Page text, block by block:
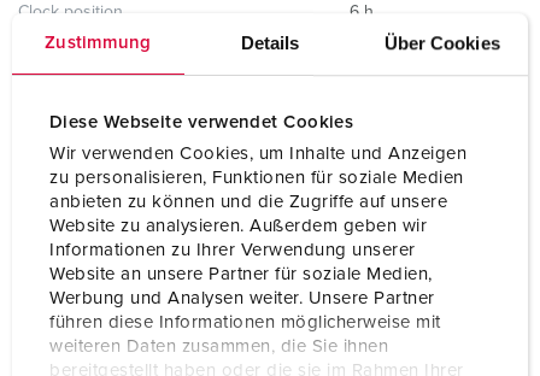
Zustimmung Details Über Cookies
Diese Webseite verwendet Cookies
Wir verwenden Cookies, um Inhalte und Anzeigen
zu personalisieren, Funktionen für soziale Medien
anbieten zu können und die Zugriffe auf unsere
Website zu analysieren. Außerdem geben wir
Informationen zu Ihrer Verwendung unserer
Website an unsere Partner für soziale Medien,
Werbung und Analysen weiter. Unsere Partner
führen diese Informationen möglicherweise mit
weiteren Daten zusammen, die Sie ihnen
bereitgestellt haben oder die sie im Rahmen Ihrer
Clock position 6 h
Shutter No
Weight 411 g
Certifications EAC